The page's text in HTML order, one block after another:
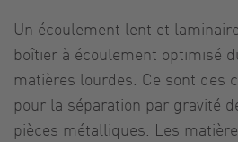
Un écoulement lent et
boîtier à écoulement optimisé
matières lourdes. Ce sont des
pour la séparation par gravité
pièces métalliques. Les